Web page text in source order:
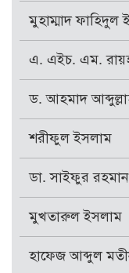
মুহাম্মাদ ফাহিদুল
এ. এইচ. এম.
ড. আহমাদ
শরীফুল ইসলাম
ডা. সাইফুর রহমান
মুখতারুল ইসলাম
হাফেজ আব্দুল